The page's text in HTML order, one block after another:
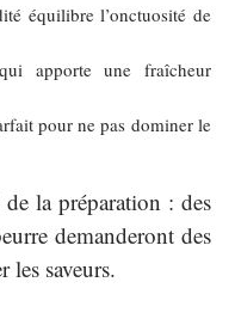
équilibre l’onctuosité de
apporte une fraîcheur
pour ne pas dominer le
la préparation : des
demanderont des
saveurs.